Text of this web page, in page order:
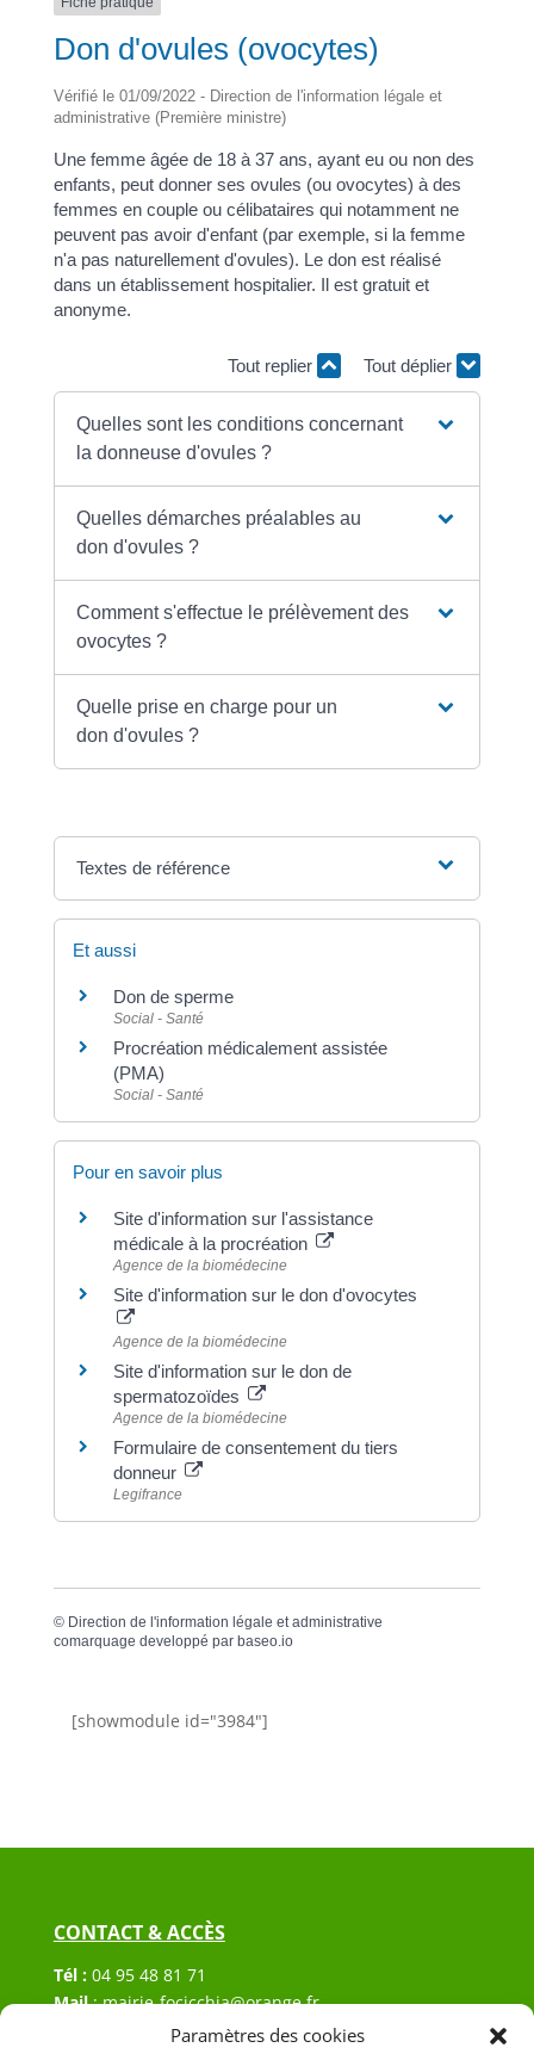
Paramètres des cookies
Don d'ovules (ovocytes)
Vérifié le 01/09/2022 - Direction de l'information légale et
administrative (Première ministre)
Une femme âgée de 18 à 37 ans, ayant eu ou non des
enfants, peut donner ses ovules (ou ovocytes) à des
femmes en couple ou célibataires qui notamment ne
peuvent pas avoir d'enfant (par exemple, si la femme
n'a pas naturellement d'ovules). Le don est réalisé
dans un établissement hospitalier. Il est gratuit et
anonyme.
Tout replier Tout déplier
Quelles sont les conditions concernant
la donneuse d'ovules ?
Quelles démarches préalables au
don d'ovules ?
Comment s'effectue le prélèvement des
ovocytes ?
Quelle prise en charge pour un
don d'ovules ?
Textes de référence
Et aussi
Don de sperme
Social - Santé
Procréation médicalement assistée
(PMA)
Social - Santé
Pour en savoir plus
Site d'information sur l'assistance
médicale à la procréation
Agence de la biomédecine
Site d'information sur le don d'ovocytes
Agence de la biomédecine
Site d'information sur le don de
spermatozoïdes
Agence de la biomédecine
Formulaire de consentement du tiers
donneur
Legifrance
© Direction de l'information légale et administrative
comarquage developpé par baseo.io
[showmodule id="3984"]
CONTACT & ACCÈS
Tél : 04 95 48 81 71
Mail:mairie-focicchia@orange.fr
Hôtel de ville de Focicchia